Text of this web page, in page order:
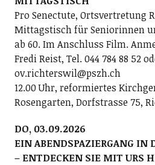
Pro Senectute, Ortsvertretung
Mittagstisch für Seniorinnen
ab 60. Im Anschluss Film.
Fredi Reist, Tel. 044 784 88 52
ov.richterswil@pszh.ch
12.00 Uhr, reformiertes
Rosengarten, Dorfstrasse 75,
DO, 03.09.2026
EIN ABENDSPAZIERGANG IN
– ENTDECKEN SIE MIT URS